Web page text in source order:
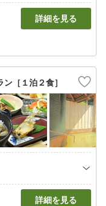
詳細を見る
［１泊２食］
詳細を見る